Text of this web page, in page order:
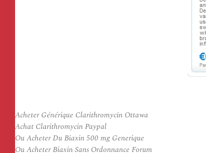
Acheter Générique Clarithromycin Ottawa
Achat Clarithromycin Paypal
Ou Acheter Du Biaxin 500 mg Generique
Ou Acheter Biaxin Sans Ordonnance Forum